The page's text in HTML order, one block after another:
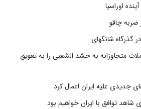
اوراسیا
ضربه چاقو
گذرگاه شانگهای
متجاوزانه به حشد الشعبی را به تعویق
جدیدی علیه ایران اعمال کرد
توافق با ایران خواهیم بود